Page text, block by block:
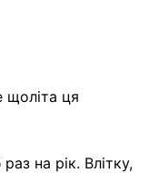
щоліта ця
на рік. Влітку,